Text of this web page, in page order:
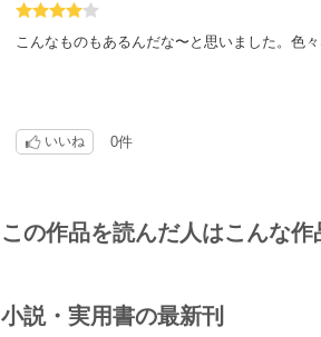
こんなものもあるんだな〜と思いました。色
いいね 0件
この作品を読んだ人はこんな
小説・実用書の最新刊